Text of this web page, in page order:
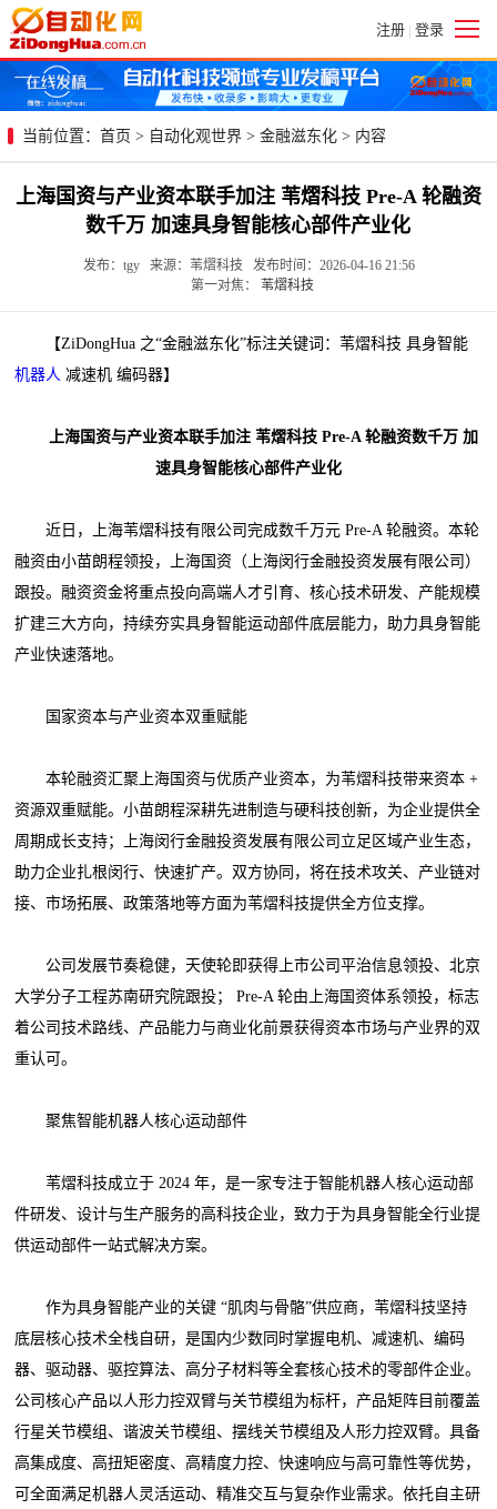
注册 | 登录
当前位置： 首页 > 自动化观世界 > 金融滋东化 > 内容
上海国资与产业资本联手加注 苇熠科技 Pre-A 轮融资
数千万 加速具身智能核心部件产业化
发布：tgy 来源：苇熠科技 发布时间：2026-04-16 21:56
第一对焦： 苇熠科技
【ZiDongHua 之“金融滋东化”标注关键词：苇熠科技 具身智能
机器人 减速机 编码器】
上海国资与产业资本联手加注 苇熠科技 Pre-A 轮融资数千万 加
速具身智能核心部件产业化
近日，上海苇熠科技有限公司完成数千万元 Pre-A 轮融资。本轮
融资由小苗朗程领投，上海国资（上海闵行金融投资发展有限公司）
跟投。融资资金将重点投向高端人才引育、核心技术研发、产能规模
扩建三大方向，持续夯实具身智能运动部件底层能力，助力具身智能
产业快速落地。
国家资本与产业资本双重赋能
本轮融资汇聚上海国资与优质产业资本，为苇熠科技带来资本 +
资源双重赋能。小苗朗程深耕先进制造与硬科技创新，为企业提供全
周期成长支持；上海闵行金融投资发展有限公司立足区域产业生态，
助力企业扎根闵行、快速扩产。双方协同，将在技术攻关、产业链对
接、市场拓展、政策落地等方面为苇熠科技提供全方位支撑。
公司发展节奏稳健，天使轮即获得上市公司平治信息领投、北京
大学分子工程苏南研究院跟投； Pre-A 轮由上海国资体系领投，标志
着公司技术路线、产品能力与商业化前景获得资本市场与产业界的双
重认可。
聚焦智能机器人核心运动部件
苇熠科技成立于 2024 年，是一家专注于智能机器人核心运动部
件研发、设计与生产服务的高科技企业，致力于为具身智能全行业提
供运动部件一站式解决方案。
作为具身智能产业的关键 “肌肉与骨骼”供应商，苇熠科技坚持
底层核心技术全栈自研，是国内少数同时掌握电机、减速机、编码
器、驱动器、驱控算法、高分子材料等全套核心技术的零部件企业。
公司核心产品以人形力控双臂与关节模组为标杆，产品矩阵目前覆盖
行星关节模组、谐波关节模组、摆线关节模组及人形力控双臂。具备
高集成度、高扭矩密度、高精度力控、快速响应与高可靠性等优势，
可全面满足机器人灵活运动、精准交互与复杂作业需求。依托自主研